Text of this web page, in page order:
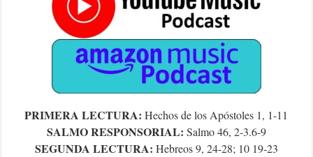
PRIMERA LECTURA:Hechos de los Apóstoles 1, 1-11
SALMO RESPONSORIAL: Salmo 46, 2-3.6-9
SEGUNDA LECTURA: Hebreos 9, 24-28; 10 19-23